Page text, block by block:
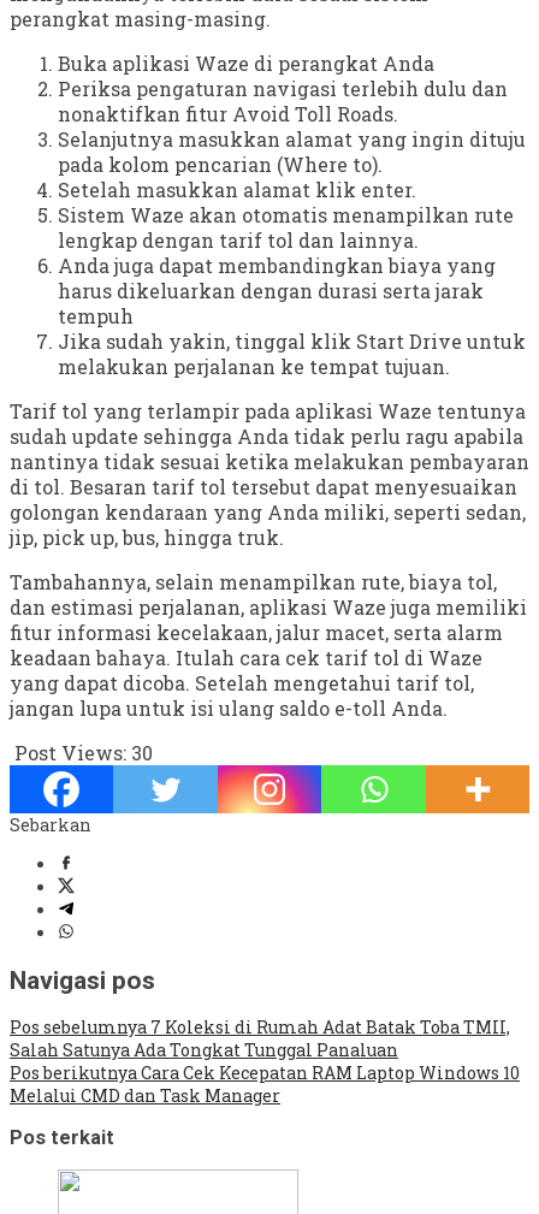
perangkat masing-masing.
Buka aplikasi Waze di perangkat Anda
Periksa pengaturan navigasi terlebih dulu dan
nonaktifkan fitur Avoid Toll Roads.
Selanjutnya masukkan alamat yang ingin dituju
pada kolom pencarian (Where to).
Setelah masukkan alamat klik enter.
Sistem Waze akan otomatis menampilkan rute
lengkap dengan tarif tol dan lainnya.
Anda juga dapat membandingkan biaya yang
harus dikeluarkan dengan durasi serta jarak
tempuh
Jika sudah yakin, tinggal klik Start Drive untuk
melakukan perjalanan ke tempat tujuan.
Tarif tol yang terlampir pada aplikasi Waze tentunya
sudah update sehingga Anda tidak perlu ragu apabila
nantinya tidak sesuai ketika melakukan pembayaran
di tol. Besaran tarif tol tersebut dapat menyesuaikan
golongan kendaraan yang Anda miliki, seperti sedan,
jip, pick up, bus, hingga truk.
Tambahannya, selain menampilkan rute, biaya tol,
dan estimasi perjalanan, aplikasi Waze juga memiliki
fitur informasi kecelakaan, jalur macet, serta alarm
keadaan bahaya. Itulah cara cek tarif tol di Waze
yang dapat dicoba. Setelah mengetahui tarif tol,
jangan lupa untuk isi ulang saldo e-toll Anda.
Post Views: 30
Sebarkan
Navigasi pos
Pos sebelumnya 7 Koleksi di Rumah Adat Batak Toba TMII,
Salah Satunya Ada Tongkat Tunggal Panaluan
Pos berikutnyaCara Cek Kecepatan RAM Laptop Windows 10
Melalui CMD dan Task Manager
Pos terkait